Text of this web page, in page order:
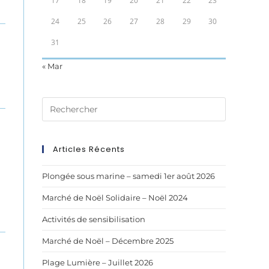
24 25 26 27 28 29 30
31
« Mar
Articles Récents
Plongée sous marine – samedi 1er août 2026
Marché de Noël Solidaire – Noël 2024
Activités de sensibilisation
Marché de Noël – Décembre 2025
Plage Lumière – Juillet 2026